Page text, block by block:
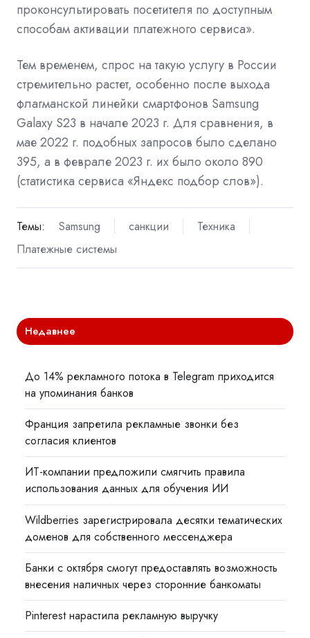
проконсультировать посетителя по доступным
способам активации платежного сервиса».
Тем временем, спрос на такую услугу в России
стремительно растет, особенно после выхода
флагманской линейки смартфонов Samsung
Galaxy S23 в начале 2023 г. Для сравнения, в
мае 2022 г. подобных запросов было сделано
395, а в феврале 2023 г. их было около 890
(статистика сервиса «Яндекс подбор слов»).
Темы: Samsung санкции
Техника
Платежные системы
Недавнее
До 14% рекламного потока в Telegram приходится
на упоминания банков
Франция запретила рекламные звонки без
согласия клиентов
ИТ-компании предложили смягчить правила
использования данных для обучения ИИ
Wildberries зарегистрировала десятки тематических
доменов для собственного мессенджера
Банки с октября смогут предоставлять возможность
внесения наличных через сторонние банкоматы
Pinterest нарастила рекламную выручку